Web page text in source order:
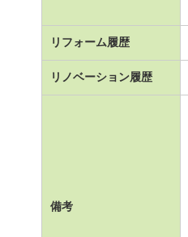
リフォーム履歴
リノベーション履歴
備考